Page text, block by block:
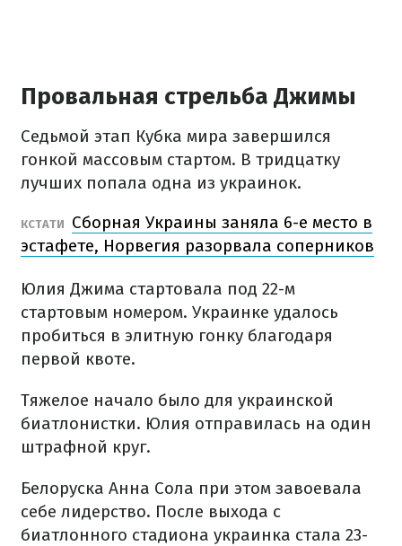
Провальная стрельба Джимы
Седьмой этап Кубка мира завершился
гонкой массовым стартом. В тридцатку
лучших попала одна из украинок.
КСТАТИ
Сборная Украины заняла 6-е место в
эстафете, Норвегия разорвала соперников
Юлия Джима стартовала под 22-м
стартовым номером. Украинке удалось
пробиться в элитную гонку благодаря
первой квоте.
Тяжелое начало было для украинской
биатлонистки. Юлия отправилась на один
штрафной круг.
Белоруска Анна Сола при этом завоевала
себе лидерство. После выхода с
биатлонного стадиона украинка стала 23-